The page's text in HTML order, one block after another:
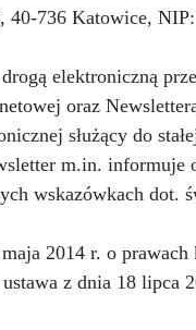
736 Katowice,
elektroniczną
oraz
służący do
m.in. informuje
wskazówkach dot.
2014 r. o prawach
z dnia 18 lipca